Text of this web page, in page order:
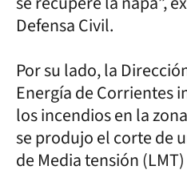
Defensa Civil.
Por su lado, la
Energía de Corrientes
los incendios en la
se produjo el corte de
de Media tensión (LMT)